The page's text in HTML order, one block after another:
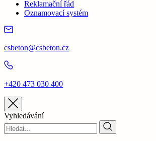
Reklamační řád
Oznamovací systém
csbeton@csbeton.cz
+420 473 030 400
Vyhledávání